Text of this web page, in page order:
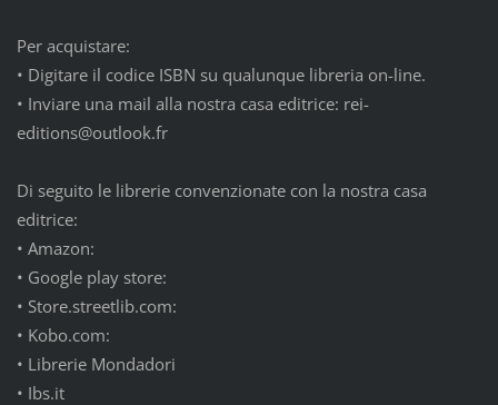
Per acquistare:
• Digitare il codice ISBN su qualunque libreria on-line.
• Inviare una mail alla nostra casa editrice: rei-
editions@outlook.fr
Di seguito le librerie convenzionate con la nostra casa
editrice:
• Amazon:
• Google play store:
• Store.streetlib.com:
• Kobo.com:
• Librerie Mondadori
• Ibs.it